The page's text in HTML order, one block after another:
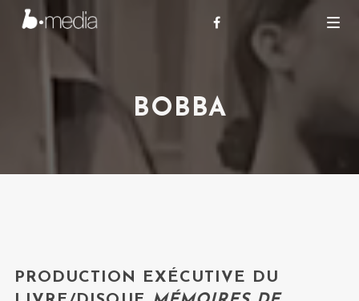
BOBBA
PRODUCTION EXÉCUTIVE DU